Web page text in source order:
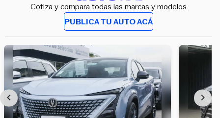
Cotiza y compara todas las marcas y modelos
PUBLICA TU AUTO ACÁ